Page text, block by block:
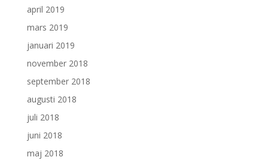
april 2019
mars 2019
januari 2019
november 2018
september 2018
augusti 2018
juli 2018
juni 2018
maj 2018